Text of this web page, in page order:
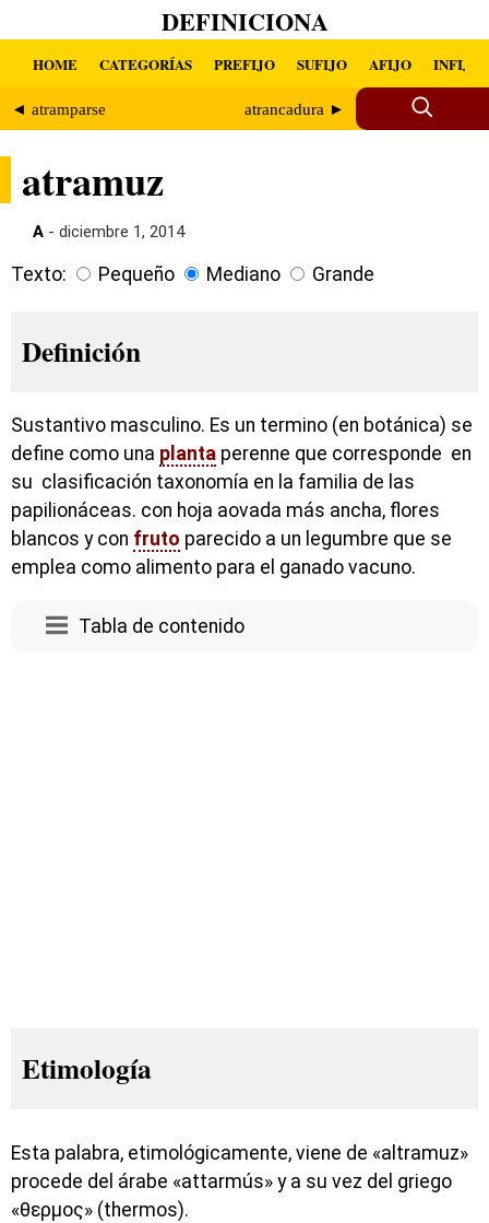
DEFINICIONA
HOME CATEGORÍAS PREFIJO SUFIJO AFIJO INFIJO
◄ atramparse atrancadura ►
atramuz
A - diciembre 1, 2014
Texto: Pequeño Mediano Grande
Definición
Sustantivo masculino. Es un termino (en botánica) se
define como una planta perenne que corresponde en
su clasificación taxonomía en la familia de las
papilionáceas. con hoja aovada más ancha, flores
blancos y con fruto parecido a un legumbre que se
emplea como alimento para el ganado vacuno.
Tabla de contenido
Etimología
Esta palabra, etimológicamente, viene de «altramuz»
procede del árabe «attarmús» y a su vez del griego
«θερμος» (thermos).